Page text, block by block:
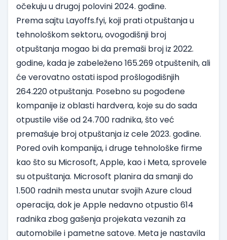
očekuju u drugoj polovini 2024. godine.
Prema sajtu Layoffs.fyi, koji prati otpuštanja u
tehnološkom sektoru, ovogodišnji broj
otpuštanja mogao bi da premaši broj iz 2022.
godine, kada je zabeleženo 165.269 otpuštenih, ali
će verovatno ostati ispod prošlogodišnjih
264.220 otpuštanja. Posebno su pogođene
kompanije iz oblasti hardvera, koje su do sada
otpustile više od 24.700 radnika, što već
premašuje broj otpuštanja iz cele 2023. godine.
Pored ovih kompanija, i druge tehnološke firme
kao što su Microsoft, Apple, kao i Meta, sprovele
su otpuštanja. Microsoft planira da smanji do
1.500 radnih mesta unutar svojih Azure cloud
operacija, dok je Apple nedavno otpustio 614
radnika zbog gašenja projekata vezanih za
automobile i pametne satove. Meta je nastavila